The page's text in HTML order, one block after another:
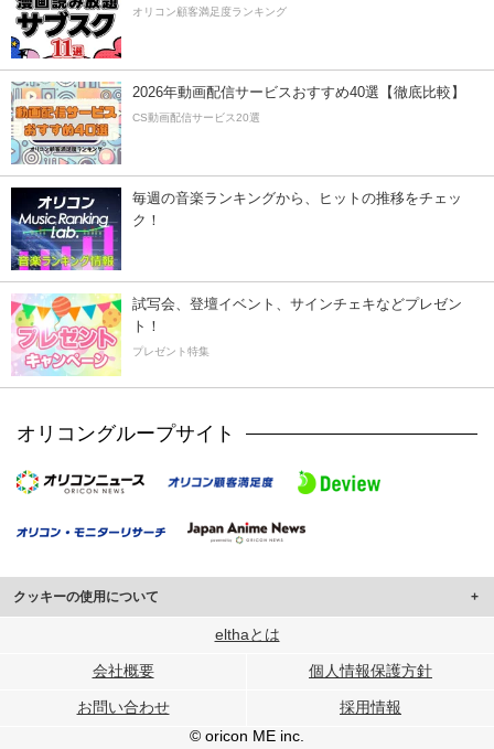
オリコン顧客満足度ランキング
2026年動画配信サービスおすすめ40選【徹底比較】
CS動画配信サービス20選
毎週の音楽ランキングから、ヒットの推移をチェッ
ク！
試写会、登壇イベント、サインチェキなどプレゼン
ト！
プレゼント特集
オリコングループサイト
クッキーの使用について
このサイトでは Cookie を使用して、ユーザーに合わせたコンテンツや広告の
行っています。
メディアや広告配信、データ解析の各パートナーに提供しています。
各パートナーは、この情報とユーザーが各パートナーに提供した他の情報や、
elthaとは
会社概要 個人情報保護方針
お問い合わせ
採用情報
© oricon ME inc.